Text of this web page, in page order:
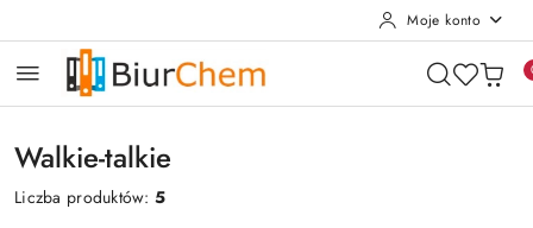
Moje konto
Walkie-talkie
Liczba produktów:5